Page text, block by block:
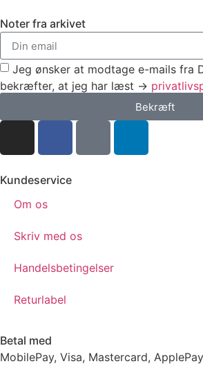
Noter fra arkivet
Jeg ønsker at modtage e-mails fra
bekræfter, at jeg har læst →
Bekræft
Kundeservice
Om os
Skriv med os
Handelsbetingelser
Returlabel
Betal med
MobilePay, Visa, Mastercard,